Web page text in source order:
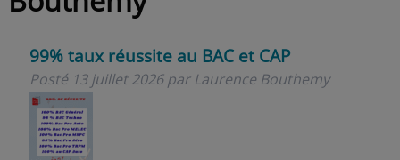
99% taux réussite au BAC et CAP
Posté 13 juillet 2026 par Laurence Bouthemy